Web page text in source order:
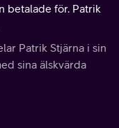
betalade för. Patrik
Patrik Stjärna i sin
sina älskvärda